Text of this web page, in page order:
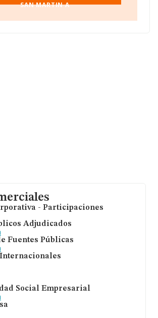
SAN MARTIN A
- Participaciones
Adjudicados
Fuentes Públicas
Social Empresarial